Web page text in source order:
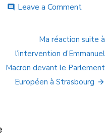
comment Leave a Comment
Ma réaction suite à
l’intervention d’Emmanuel
Macron devant le Parlement
Européen à Strasbourg